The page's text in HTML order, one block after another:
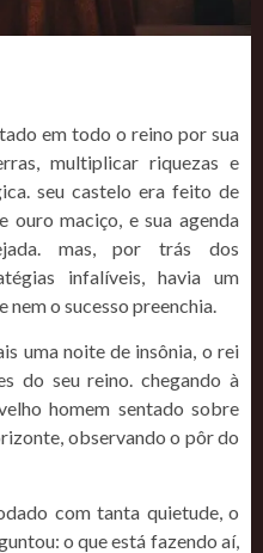
em todo o reino por sua
multiplicar riquezas e
seu castelo era feito de
ouro maciço, e sua agenda
mas, por trás dos
infalíveis, havia um
nem o sucesso preenchia.
uma noite de insônia, o rei
do seu reino. chegando à
homem sentado sobre
observando o pôr do
com tanta quietude, o
o que está fazendo aí,